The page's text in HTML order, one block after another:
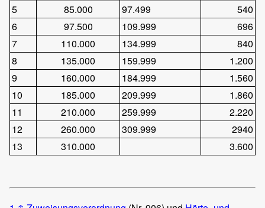
5
85.000 97.499
540
6
97.500 109.999
696
7
110.000 134.999
840
8
135.000 159.999
1.200
9
160.000 184.999
1.560
10
185.000 209.999
1.860
11
210.000 259.999
2.220
12
260.000 309.999
2940
13
310.000 3.600